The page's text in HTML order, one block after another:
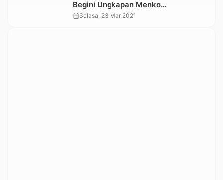
Begini Ungkapan Menko
Perekonomian kepada JRM
calendar_monthSelasa, 23 Mar 2021